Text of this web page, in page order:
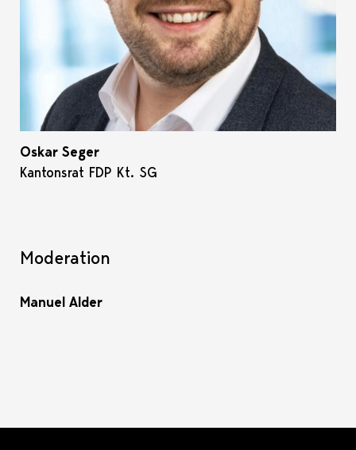
Oskar Seger
Kantonsrat FDP Kt. SG
Moderation
Manuel Alder